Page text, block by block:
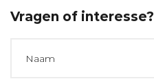
Vragen of interesse?